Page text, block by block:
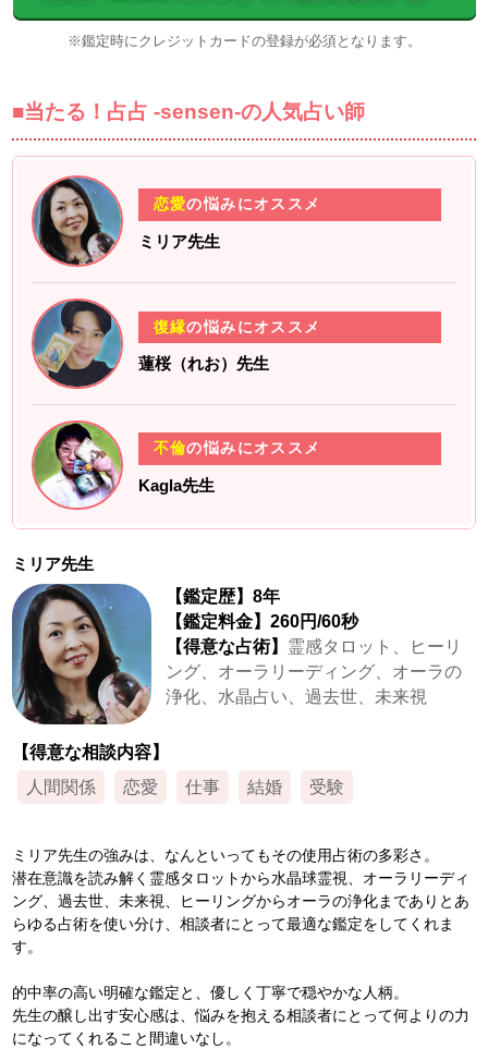
■当たる！占占 -sensen-の人気占い師
恋愛の悩みにオススメ
ミリア先生
復縁の悩みにオススメ
蓮桜（れお）先生
不倫の悩みにオススメ
Kagla先生
ミリア先生
【鑑定歴】8年
【鑑定料金】260円/60秒
【得意な占術】 霊感タロット、ヒーリ
ング、オーラリーディング、オーラの
浄化、水晶占い、過去世、未来視
【得意な相談内容】
人間関係
恋愛 仕事 結婚 受験
ミリア先生の強みは、なんといってもその使用占術の多彩さ。
潜在意識を読み解く霊感タロットから水晶球霊視、オーラリーディ
ング、過去世、未来視、ヒーリングからオーラの浄化までありとあ
らゆる占術を使い分け、相談者にとって最適な鑑定をしてくれま
す。
的中率の高い明確な鑑定と、優しく丁寧で穏やかな人柄。
先生の醸し出す安心感は、悩みを抱える相談者にとって何よりの力
になってくれること間違いなし。